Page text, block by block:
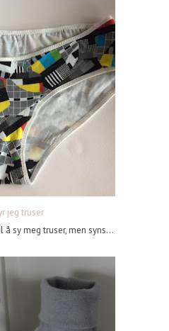
jeg truser
sy meg truser, men syns...